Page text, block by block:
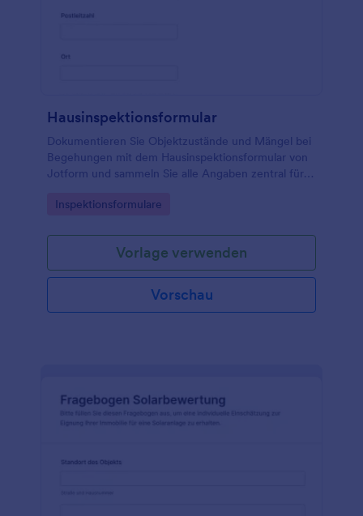
Hausinspektionsformular
Dokumentieren Sie Objektzustände und Mängel bei
Begehungen mit dem Hausinspektionsformular von
Jotform und sammeln Sie alle Angaben zentral für
Eigentümervertretungen.
Go to Category:
Inspektionsformulare
Vorlage verwenden
Vorschau